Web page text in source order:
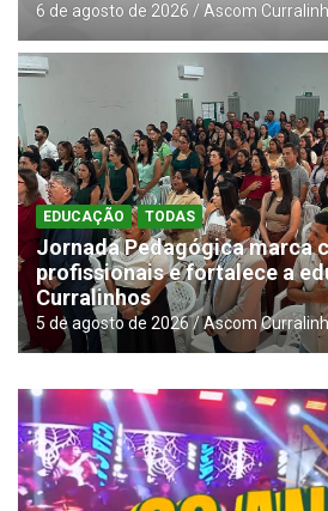
6 de agosto de 2026 Ascom
EDUCAÇÃO TODAS
Jornada Pedagógica marca
profissionais e fortalece a
Curralinhos
5 de agosto de 2026 Ascom